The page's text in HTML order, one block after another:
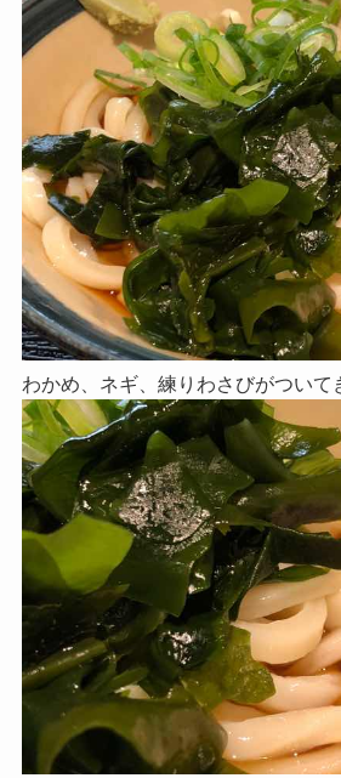
わかめ、ネギ、練りわさびがついて